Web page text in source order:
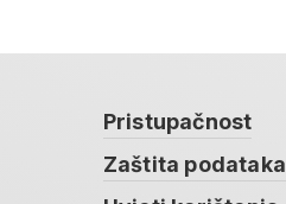
Pristupačnost
Zaštita podataka